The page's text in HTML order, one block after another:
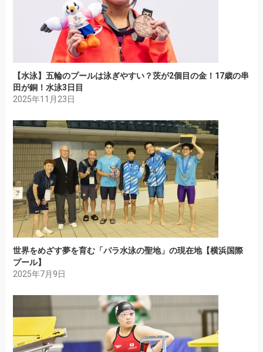
【水泳】五輪のプールは泳ぎやすい？茨が2個目の金！17歳の串
田が銅！水泳3日目
2025年11月23日
世界をめざす夢を育む「パラ水泳の聖地」の現在地【横浜国際
プール】
2025年7月9日